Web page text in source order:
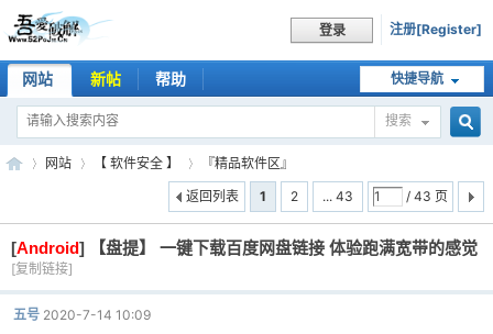
登录 注册[Register]
快捷导航
网站 新帖 帮助
搜索
索
吾 »
网站
›
【 软件安全 】
›
『精品软件区』
1
2 ... 43 / 43 页
返回列表
[Android] 【盘提】 一键下载百度网盘链接 体验跑满宽带的感觉
[复制链接]
五号 2020-7-14 10:09